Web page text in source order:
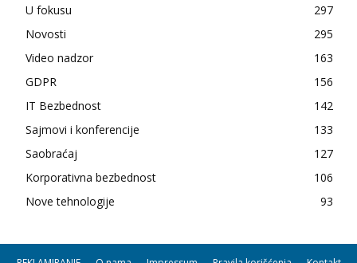
U fokusu
297
Novosti
295
Video nadzor
163
GDPR
156
IT Bezbednost
142
Sajmovi i konferencije
133
Saobraćaj
127
Korporativna bezbednost
106
Nove tehnologije
93